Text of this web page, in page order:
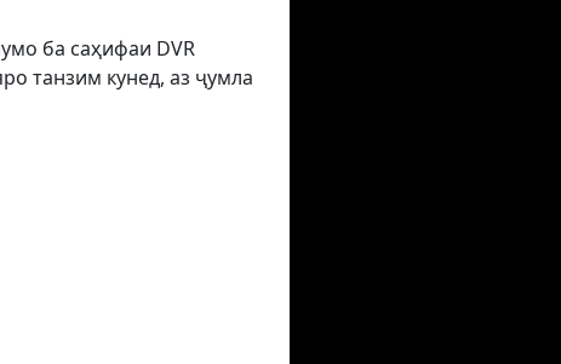
ба саҳифаи DVR
танзим кунед, аз ҷумла